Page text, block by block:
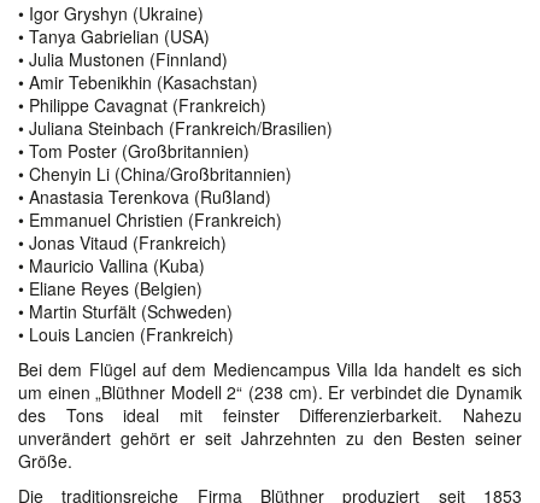
• Igor Gryshyn (Ukraine)
• Tanya Gabrielian (USA)
• Julia Mustonen (Finnland)
• Amir Tebenikhin (Kasachstan)
• Philippe Cavagnat (Frankreich)
• Juliana Steinbach (Frankreich/Brasilien)
• Tom Poster (Großbritannien)
• Chenyin Li (China/Großbritannien)
• Anastasia Terenkova (Rußland)
• Emmanuel Christien (Frankreich)
• Jonas Vitaud (Frankreich)
• Mauricio Vallina (Kuba)
• Eliane Reyes (Belgien)
• Martin Sturfält (Schweden)
• Louis Lancien (Frankreich)
Bei dem Flügel auf dem Mediencampus Villa Ida handelt es sich
um einen „Blüthner Modell 2“ (238 cm). Er verbindet die Dynamik
des Tons ideal mit feinster Differenzierbarkeit. Nahezu
unverändert gehört er seit Jahrzehnten zu den Besten seiner
Größe.
Die traditionsreiche Firma Blüthner produziert seit 1853